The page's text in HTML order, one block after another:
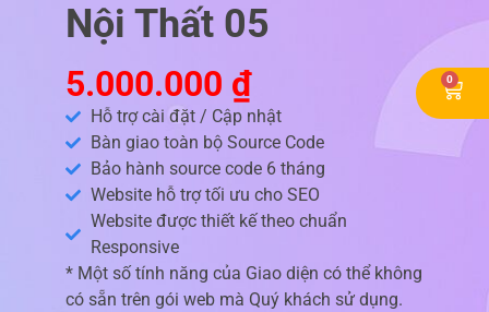
Nội Thất 05
5.000.000 ₫
Hỗ trợ cài đặt / Cập nhật
Bàn giao toàn bộ Source Code
Bảo hành source code 6 tháng
Website hỗ trợ tối ưu cho SEO
Website được thiết kế theo chuẩn
Responsive
* Một số tính năng của Giao diện có thể không
có sẵn trên gói web mà Quý khách sử dụng.
0
Cart